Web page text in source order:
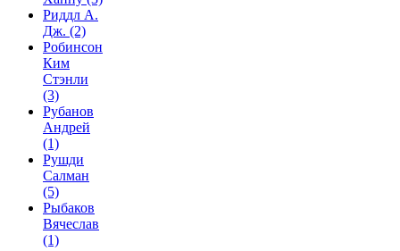
Риддл А.
Дж. (2)
Робинсон
Ким
Стэнли
(3)
Рубанов
Андрей
(1)
Рушди
Салман
(5)
Рыбаков
Вячеслав
(1)